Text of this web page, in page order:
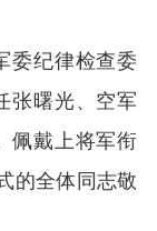
纪律检查委
张曙光、空军
佩戴上将军衔
的全体同志敬